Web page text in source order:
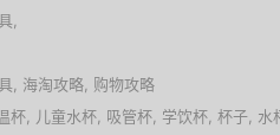
海淘攻略 购物攻略
杯 儿童水杯 吸管杯 学饮杯 杯子 水